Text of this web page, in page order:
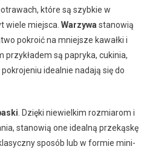
które są szybkie w
wiele miejsca. Warzywa stanowią
pokroić na mniejsze kawałki i
przykładem są papryka, cukinia,
idealnie nadają się do
. Dzięki niewielkim rozmiarom i
stanowią one idealną przekąskę
sposób lub w formie mini-